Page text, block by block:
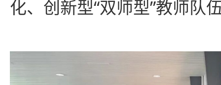
化、创新型“双师型”教师队